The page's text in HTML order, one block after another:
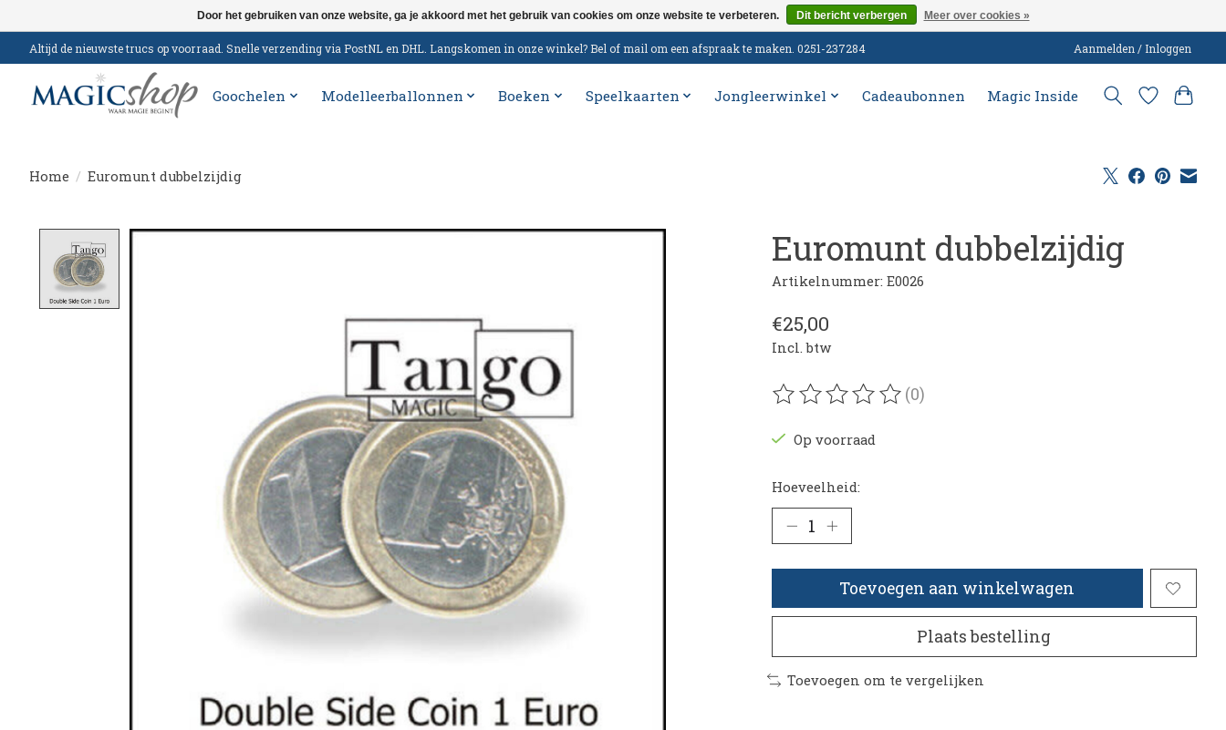
Altijd de nieuwste trucs op voorraad. Snelle verzending via PostNL en DHL. Langskomen in onze winkel? Bel of mail om een afspraak te maken. 0251-237284 Aanmelden / Inloggen
Goochelen Modelleerballonnen Boeken Speelkaarten Jongleerwinkel Cadeaubonnen Magic Inside
Home / Euromunt dubbelzijdig
Product image slideshow Items Euromunt dubbelzijdig
Artikelnummer: E0026
€25,00
Incl. btw
De beoordeling van dit product is
(0)
Op voorraad
Hoeveelheid:
Toevoegen aan winkelwagen
Plaats bestelling
Toevoegen om te vergelijken
Door het gebruiken van onze website, ga je akkoord met het gebruik van cookies om onze website te verbeteren. Dit bericht verbergen Meer over cookies »